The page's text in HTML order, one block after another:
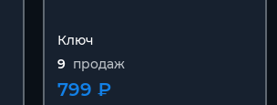
Ключ
9 продаж
799 ₽